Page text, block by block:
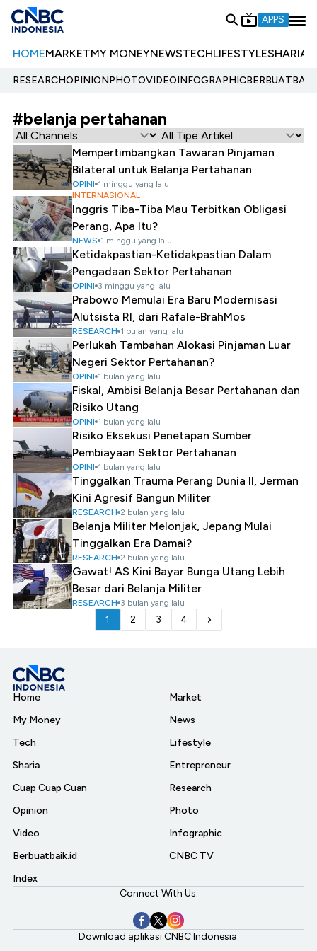
APPS
HOMEMARKETMY MONEYNEWSTECHLIFESTYLESHARIA
RESEARCHOPINIONPHOTOVIDEOINFOGRAPHIC
#belanja pertahanan
Mempertimbangkan Tawaran Pinjaman
Bilateral untuk Belanja Pertahanan
OPINI 1 minggu yang lalu
INTERNASIONAL
Inggris Tiba-Tiba Mau Terbitkan Obligasi
Perang, Apa Itu?
NEWS 1 minggu yang lalu
Ketidakpastian-Ketidakpastian Dalam
Pengadaan Sektor Pertahanan
OPINI 3 minggu yang lalu
Prabowo Memulai Era Baru Modernisasi
Alutsista RI, dari Rafale-BrahMos
RESEARCH 1 bulan yang lalu
Perlukah Tambahan Alokasi Pinjaman Luar
Negeri Sektor Pertahanan?
OPINI 1 bulan yang lalu
Fiskal, Ambisi Belanja Besar Pertahanan dan
Risiko Utang
OPINI 1 bulan yang lalu
Risiko Eksekusi Penetapan Sumber
Pembiayaan Sektor Pertahanan
OPINI 1 bulan yang lalu
Tinggalkan Trauma Perang Dunia II, Jerman
Kini Agresif Bangun Militer
RESEARCH 2 bulan yang lalu
Belanja Militer Melonjak, Jepang Mulai
Tinggalkan Era Damai?
RESEARCH 2 bulan yang lalu
Gawat! AS Kini Bayar Bunga Utang Lebih
Besar dari Belanja Militer
RESEARCH 3 bulan yang lalu
1 2 3 4
Home
My Money
Tech
Sharia
Cuap Cuap Cuan
Opinion
Video
Berbuatbaik.id
Index
Market
News
Lifestyle
Entrepreneur
Research
Photo
Infographic
CNBC TV
Connect With Us:
Download aplikasi CNBC Indonesia: